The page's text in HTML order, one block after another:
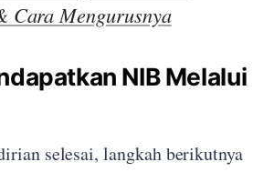
Cara Mengurusnya
NIB Melalui
selesai, langkah berikutnya